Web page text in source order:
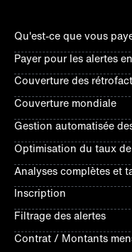
Qu'est-ce que vous
Payer pour les alertes
Couverture des
Couverture mondiale
Gestion automatisée
Optimisation du taux
Analyses complètes et
Inscription
Filtrage des alertes
Contrat / Montants